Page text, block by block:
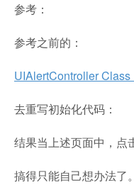
参考：
参考之前的：
UIAlertController
去重写初始化代码：
结果当上述页面中，点
搞得只能自己想办法了。